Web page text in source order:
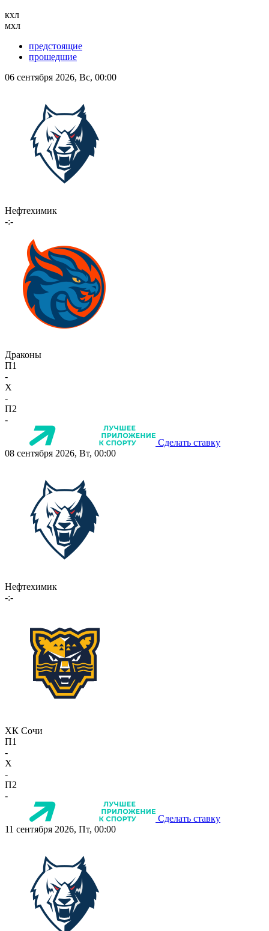
кхл
мхл
предстоящие
прошедшие
06 сентября 2026, Вс, 00:00
Нефтехимик
-:-
Драконы
П1
-
X
-
П2
-
Сделать ставку
08 сентября 2026, Вт, 00:00
Нефтехимик
-:-
ХК Сочи
П1
-
X
-
П2
-
Сделать ставку
11 сентября 2026, Пт, 00:00